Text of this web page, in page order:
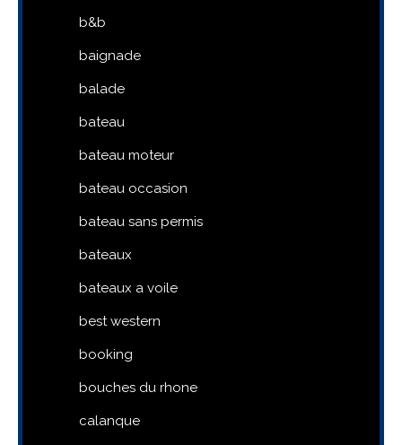
b&b
baignade
balade
bateau
bateau moteur
bateau occasion
bateau sans permis
bateaux
bateaux a voile
best western
booking
bouches du rhone
calanque